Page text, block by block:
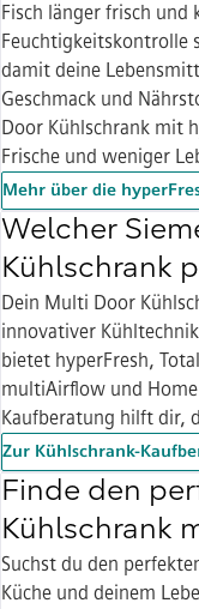
Fisch länger frisch und
Feuchtigkeitskontrolle
damit deine
Geschmack und
Door Kühlschrank mit
Frische und weniger
Mehr über die
Welcher
Kühlschrank
Dein Multi Door
innovativer
bietet hyperFresh,
multiAirflow und
Kaufberatung hilft dir,
Zur Kühlschrank-
Finde den
Kühlschrank
Suchst du den
Küche und deinem